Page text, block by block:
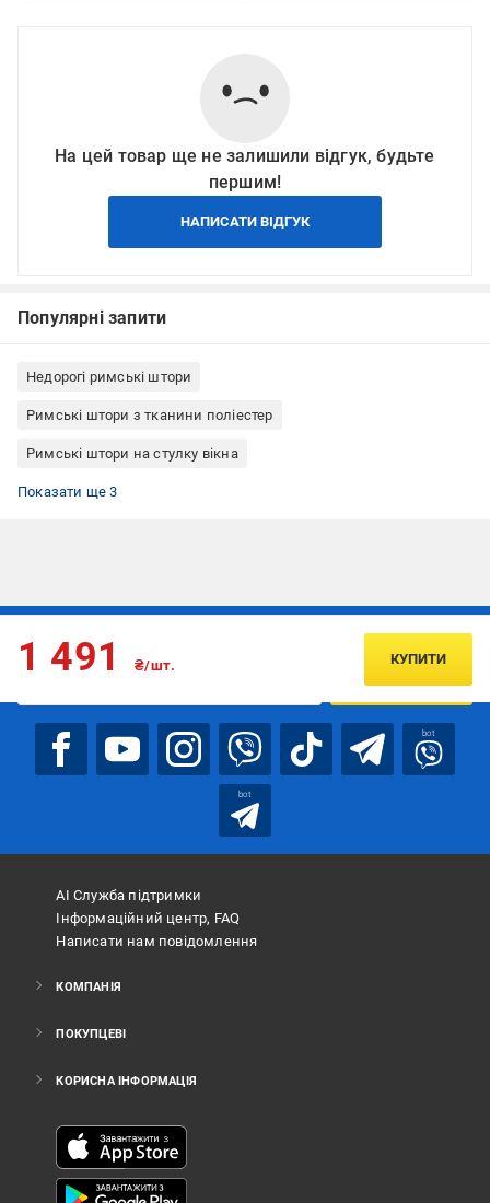
На цей товар ще не залишили відгук, будьте
першим!
НАПИСАТИ ВІДГУК
Популярні запити
Недорогі римські штори
Римські штори з тканини поліестер
Римські штори на стулку вікна
Римські штори кріплення до стелі
Римські штори кріплення до стіни
Римські штори Rollotex
Показати ще 3
1 491 ₴/шт. КУПИТИ
Підписуйтесь, щоб дізнаватись першим про акції та пропозиції
ПІДПИСАТИСЯ
bot
bot
АІ Служба підтримки
Інформаційний центр, FAQ
Написати нам повідомлення
КОМПАНІЯ
ПОКУПЦЕВІ
КОРИСНА ІНФОРМАЦІЯ